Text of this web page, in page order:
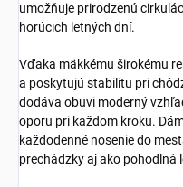
umožňuje prirodzenú
horúcich letných dní.
Vďaka mäkkému širokému
a poskytujú stabilitu pri
dodáva obuvi moderný
oporu pri každom kroku.
každodenné nosenie do
prechádzky aj ako pohodlná